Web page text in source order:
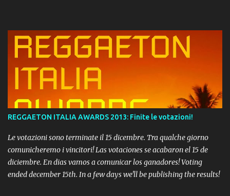
REGGAETON ITALIA AWARDS 2013: Finite le votazioni!
Le votazioni sono terminate il 15 dicembre. Tra qualche giorno
comunicheremo i vincitori! Las votaciones se acabaron el 15 de
diciembre. En dias vamos a comunicar los ganadores! Voting
ended december 15th. In a few days we'll be publishing the results!